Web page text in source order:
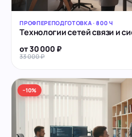
ПРОФПЕРЕПОДГОТОВКА · 800 Ч
Технологии сетей связи и
от 30 000 ₽
33 000 ₽
−10%